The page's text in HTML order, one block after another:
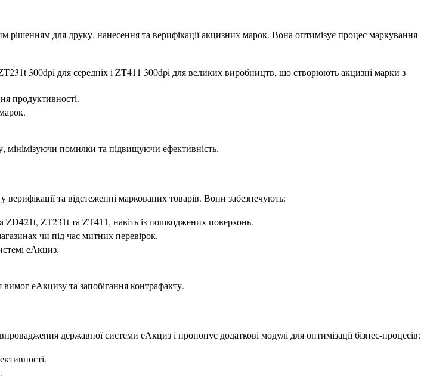
для друку, нанесення та верифікації акцизних марок. Вона оптимізує процес маркування
300dpi для середніх і ZT411 300dpi для великих виробництв, що створюють акцизні марки з
продуктивності.
мінімізуючи помилки та підвищуючи ефективність.
та відстеженні маркованих товарів. Вони забезпечують:
ZT231t та ZT411, навіть із пошкоджених поверхонь.
чи під час митних перевірок.
еАкциз.
еАкцизу та запобігання контрафакту.
державної системи еАкциз і пропонує додаткові модулі для оптимізації бізнес-процесів: